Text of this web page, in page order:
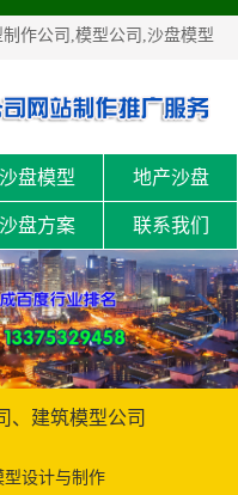
作公司,模型公司,沙盘模型
沙盘模型 地产沙盘
沙盘方案 联系我们
、建筑模型公司
设计与制作